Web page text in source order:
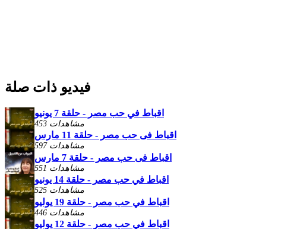
فيديو ذات صلة
اقباط في حب مصر - حلقة 7 يونيو
453 مشاهدات
اقباط فى حب مصر - حلقة 11 مارس
597 مشاهدات
اقباط فى حب مصر - حلقة 7 مارس
551 مشاهدات
اقباط في حب مصر - حلقة 14 يونيو
525 مشاهدات
اقباط في حب مصر - حلقة 19 يوليو
446 مشاهدات
اقباط في حب مصر - حلقة 12 يوليو